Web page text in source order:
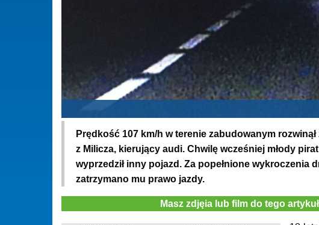
Prędkość 107 km/h w terenie zabudowanym
z Milicza, kierujący audi. Chwilę wcześniej młody
wyprzedził inny pojazd. Za popełnione wykroczenia
zatrzymano mu prawo jazdy.
Masz zdjęia lub film do tego